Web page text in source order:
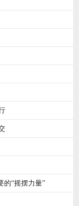
的“摇摆力量”